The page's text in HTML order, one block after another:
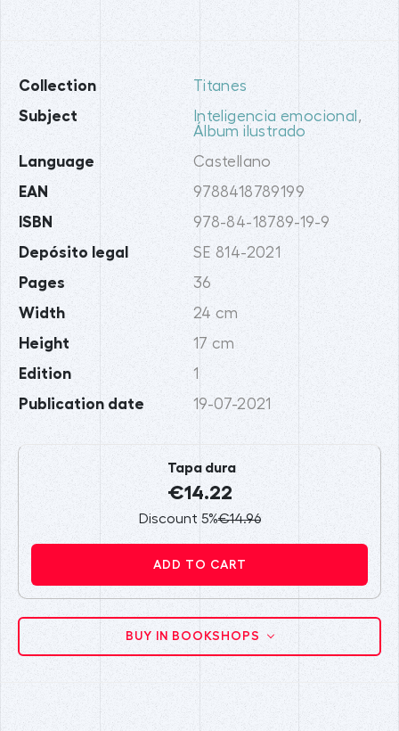
Collection Titanes
Subject Inteligencia emocional ,
Álbum ilustrado
Language Castellano
EAN 9788418789199
ISBN 978-84-18789-19-9
Depósito legal SE 814-2021
Pages 36
Width 24 cm
Height 17 cm
Edition 1
Publication date 19-07-2021
Tapa dura
€14.22
Discount 5%€14.96
ADD TO CART
BUY IN BOOKSHOPS